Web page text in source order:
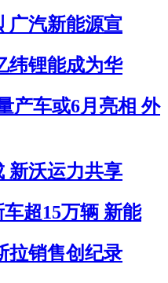
广汽新能源宣
纬锂能成为华
产车或6月亮相 外
新沃运力共享
超15万辆 新能
拉销售创纪录